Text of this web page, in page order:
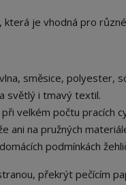
která je vhodná pro
směsice, polyester,
světlý i tmavý textil.
velkém počtu pracích
ani na pružných
podmínkách
překrýt pečícím